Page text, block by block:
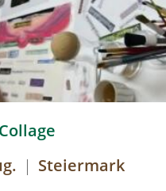
Erwachsene €
€ 10,- | gratis mit der
| Steiermark